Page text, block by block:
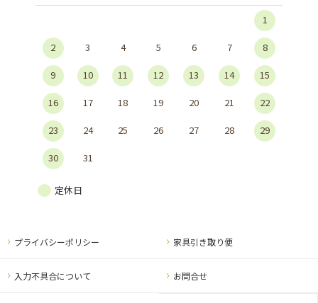
1
2 3 4 5 6 7 8
9 10 11 12 13 14 15
16 17 18 19 20 21 22
23 24 25 26 27 28 29
30 31
定休日
プライバシーポリシー 家具引き取り便
入力不具合について お問合せ